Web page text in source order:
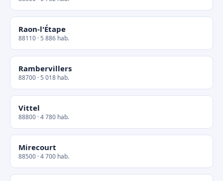
Raon-l'Étape
88110 · 5 886 hab.
Rambervillers
88700 · 5 018 hab.
Vittel
88800 · 4 780 hab.
Mirecourt
88500 · 4 700 hab.